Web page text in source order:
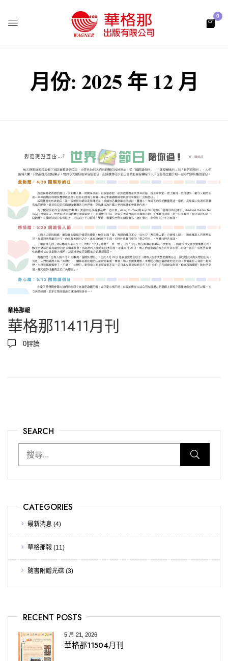
0
月份: 2025 年 12 月
SEARCH
CATEGORIES
最新消息 (4)
華格那報 (11)
隨書附贈光碟 (3)
RECENT POSTS
5 月 21, 2026
華格那11504月刊
華格那報
華格那11411月刊
0評論